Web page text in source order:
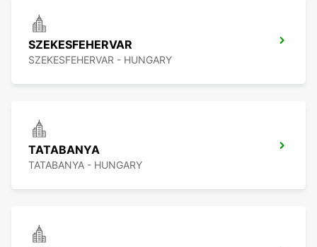
SZEKESFEHERVAR
SZEKESFEHERVAR - HUNGARY
TATABANYA
TATABANYA - HUNGARY